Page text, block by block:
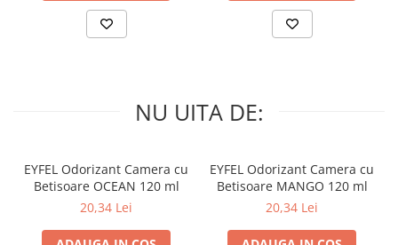
NU UITA DE:
EYFEL Odorizant Camera cu
Betisoare OCEAN 120 ml
20,34 Lei
EYFEL Odorizant Camera cu
Betisoare MANGO 120 ml
20,34 Lei